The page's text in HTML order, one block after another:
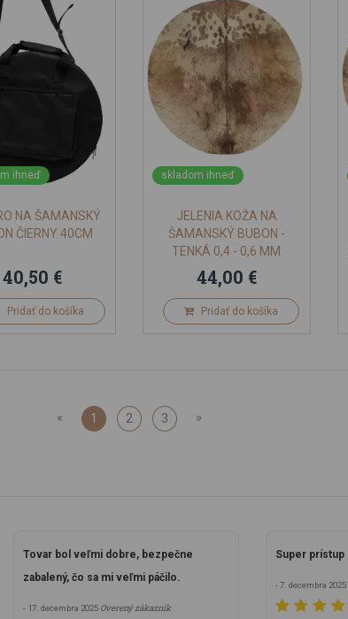
ihneď
NA ŠAMANSKÝ
ČIERNY 40CM
40,50 €
Pridať do košíka
skladom ihneď
JELENIA KOŽA NA
ŠAMANSKÝ BUBON -
TENKÁ 0,4 - 0,6 MM
OHOLENÁ
44,00 €
Pridať do košíka
« 1 2 3 »
Tovar bol veľmi dobre, bezpečne
zabalený, čo sa mi veľmi páčilo.
- 17. decembra 2025 Overený zákazník
Super prístup
- 7. decembra 2025